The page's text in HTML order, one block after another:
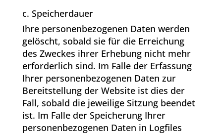
c. Speicherdauer
Ihre personenbezogenen Daten werden
gelöscht, sobald sie für die Erreichung
des Zweckes ihrer Erhebung nicht mehr
erforderlich sind. Im Falle der Erfassung
Ihrer personenbezogenen Daten zur
Bereitstellung der Website ist dies der
Fall, sobald die jeweilige Sitzung beendet
ist. Im Falle der Speicherung Ihrer
personenbezogenen Daten in Logfiles